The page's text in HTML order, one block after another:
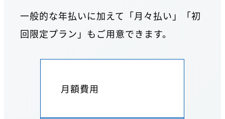
一般的な年払いに加えて「月々払い」「初
回限定プラン」もご用意できます。
月額費用